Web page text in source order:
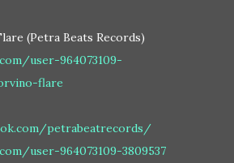
(Petra Beats Records)
user-964073109-
flare
petrabeatrecords/
user-964073109-3809537